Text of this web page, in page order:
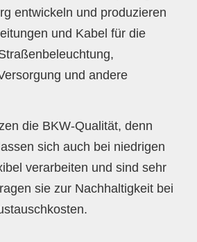
entwickeln und produzieren
und Kabel für die
und andere
die BKW-Qualität, denn
sich auch bei niedrigen
verarbeiten und sind sehr
sie zur Nachhaltigkeit bei